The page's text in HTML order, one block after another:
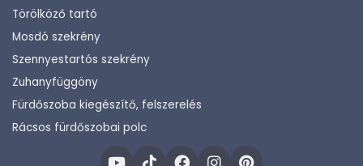
Törölköző tartó
Mosdó szekrény
Szennyestartós szekrény
Zuhanyfüggöny
Fürdőszoba kiegészítő, felszerelés
Rácsos fürdőszobai polc